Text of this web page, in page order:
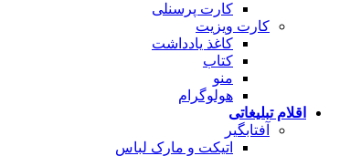
کارت پرسنلی
کارت ویزیت
کاغذ یادداشت
کتاب
منو
هولوگرام
اقلام تبلیغاتی
آفتابگیر
اتیکت و مارک لباس